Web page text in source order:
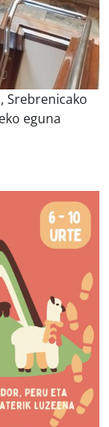
Srebrenicako
eguna